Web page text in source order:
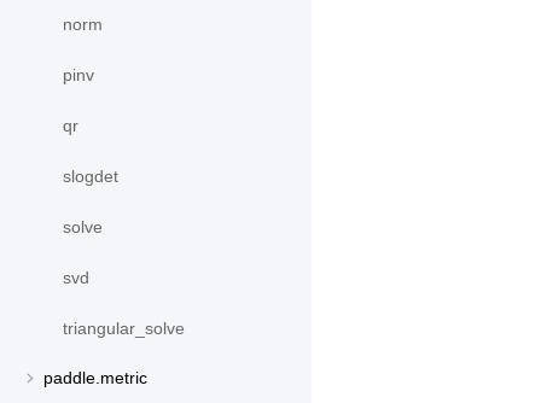
norm
pinv
qr
slogdet
solve
svd
triangular_solve
paddle.metric